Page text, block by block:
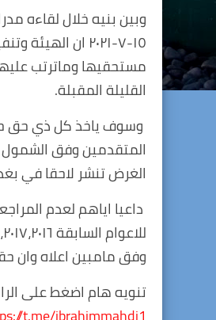
وبين بنيه خلال لقاءه
١٥-٧-٢٠٢١ ان
مستحقيها وماترتب
القليلة المقبلة.
وسوف ياخذ كل ذي حق
الغرض تنشر لاحقا في
داعيا اياهم لعدم
وفق مامبين اعلاه وان
تنويه هام اضغط على